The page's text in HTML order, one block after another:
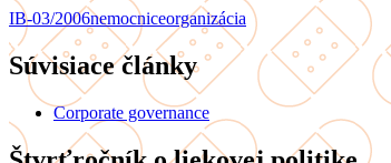
IB-03/2006nemocniceorganizácia
Súvisiace články
Corporate governance